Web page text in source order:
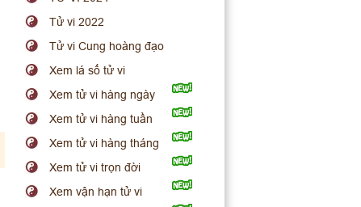
Tử vi 2022
Tử vi Cung hoàng đạo
Xem lá số tử vi
Xem tử vi hàng ngày
Xem tử vi hàng tuần
Xem tử vi hàng tháng
Xem tử vi trọn đời
Xem vận hạn tử vi